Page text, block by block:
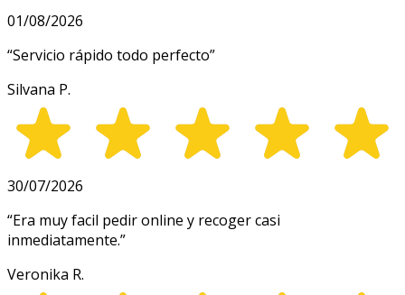
01/08/2026
“Servicio rápido todo perfecto”
Silvana P.
30/07/2026
“Era muy facil pedir online y recoger casi
inmediatamente.”
Veronika R.